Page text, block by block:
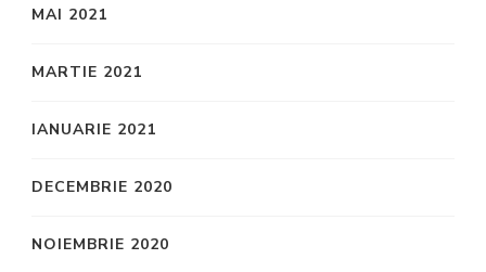
MAI 2021
MARTIE 2021
IANUARIE 2021
DECEMBRIE 2020
NOIEMBRIE 2020